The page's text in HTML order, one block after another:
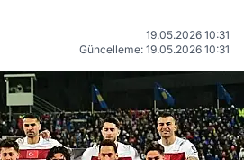
19.05.2026 10:31
Güncelleme: 19.05.2026 10:31